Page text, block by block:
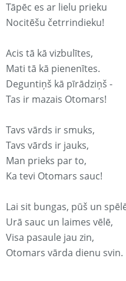
Tāpēc es ar lielu prieku
Nocitēšu četrrindieku!
Acis tā kā vizbulītes,
Mati tā kā pienenītes.
Deguntiņš kā pīrādziņš -
Tas ir mazais Otomars!
Tavs vārds ir smuks,
Tavs vārds ir jauks,
Man prieks par to,
Ka tevi Otomars sauc!
Lai sit bungas, pūš un
Urā sauc un laimes vēlē,
Visa pasaule jau zin,
Otomars vārda dienu svin.